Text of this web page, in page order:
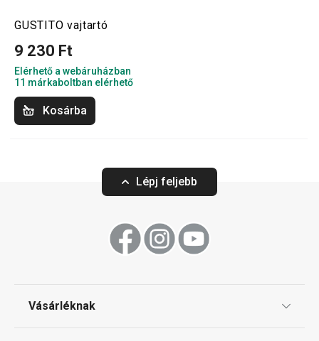
GUSTITO vajtartó
9 230 Ft
Elérhető a webáruházban
11 márkaboltban elérhető
Kosárba
Lépj feljebb
Vásárléknak